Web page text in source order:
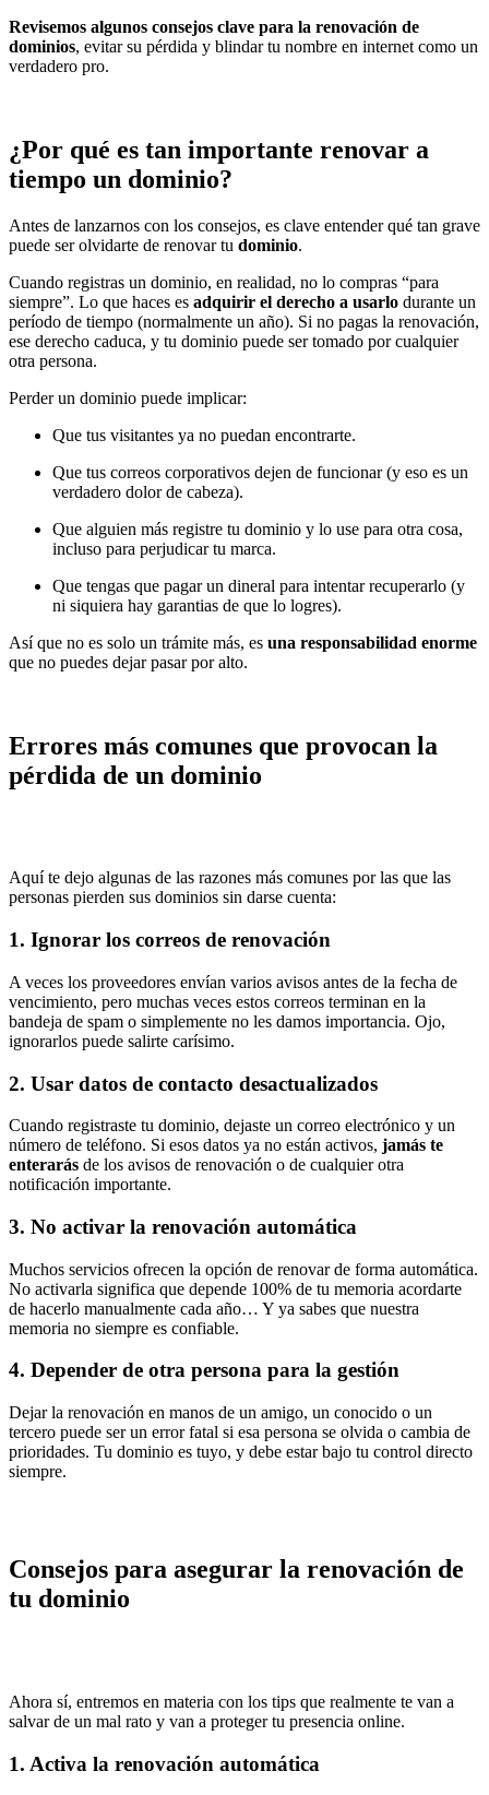
Revisemos algunos consejos clave para la renovación de
dominios, evitar su pérdida y blindar tu nombre en internet como un
verdadero pro.
¿Por qué es tan importante renovar a
tiempo un dominio?
Antes de lanzarnos con los consejos, es clave entender qué tan grave
puede ser olvidarte de renovar tu dominio.
Cuando registras un dominio, en realidad, no lo compras “para
siempre”. Lo que haces es adquirir el derecho a usarlo durante un
período de tiempo (normalmente un año). Si no pagas la renovación,
ese derecho caduca, y tu dominio puede ser tomado por cualquier
otra persona.
Perder un dominio puede implicar:
Que tus visitantes ya no puedan encontrarte.
Que tus correos corporativos dejen de funcionar (y eso es un
verdadero dolor de cabeza).
Que alguien más registre tu dominio y lo use para otra cosa,
incluso para perjudicar tu marca.
Que tengas que pagar un dineral para intentar recuperarlo (y
ni siquiera hay garantias de que lo logres).
Así que no es solo un trámite más, es una responsabilidad enorme
que no puedes dejar pasar por alto.
Errores más comunes que provocan la
pérdida de un dominio
Aquí te dejo algunas de las razones más comunes por las que las
personas pierden sus dominios sin darse cuenta:
1. Ignorar los correos de renovación
A veces los proveedores envían varios avisos antes de la fecha de
vencimiento, pero muchas veces estos correos terminan en la
bandeja de spam o simplemente no les damos importancia. Ojo,
ignorarlos puede salirte carísimo.
2. Usar datos de contacto desactualizados
Cuando registraste tu dominio, dejaste un correo electrónico y un
número de teléfono. Si esos datos ya no están activos, jamás te
enterarás de los avisos de renovación o de cualquier otra
notificación importante.
3. No activar la renovación automática
Muchos servicios ofrecen la opción de renovar de forma automática.
No activarla significa que depende 100% de tu memoria acordarte
de hacerlo manualmente cada año… Y ya sabes que nuestra
memoria no siempre es confiable.
4. Depender de otra persona para la gestión
Dejar la renovación en manos de un amigo, un conocido o un
tercero puede ser un error fatal si esa persona se olvida o cambia de
prioridades. Tu dominio es tuyo, y debe estar bajo tu control directo
siempre.
Consejos para asegurar la renovación de
tu dominio
Ahora sí, entremos en materia con los tips que realmente te van a
salvar de un mal rato y van a proteger tu presencia online.
1. Activa la renovación automática